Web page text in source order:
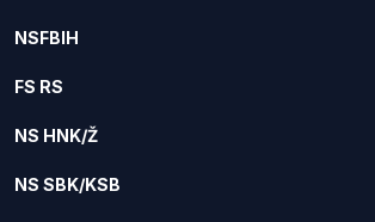
NSFBIH
FS RS
NS HNK/Ž
NS SBK/KSB